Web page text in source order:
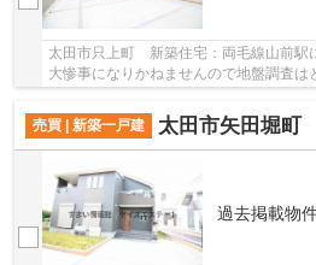
太田市只上町 新築住宅：両毛線山前駅
大惨事になりかねませんので地盤調査は
売買 | 新築一戸建
太田市矢田堀
過去掲載物